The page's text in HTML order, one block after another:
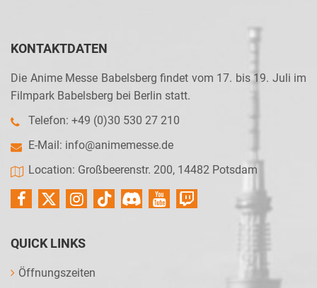
KONTAKTDATEN
Die Anime Messe Babelsberg findet vom 17. bis 19. Juli im
Filmpark Babelsberg bei Berlin statt.
Telefon: +49 (0)30 530 27 210
E-Mail: info@animemesse.de
Location: Großbeerenstr. 200, 14482 Potsdam
QUICK LINKS
Öffnungszeiten